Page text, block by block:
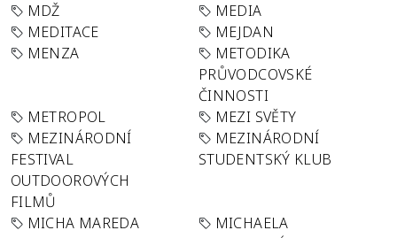
MDŽ
MEDIA
MEDITACE
MEJDAN
MENZA
METODIKA
PRŮVODCOVSKÉ
ČINNOSTI
METROPOL
MEZI SVĚTY
MEZINÁRODNÍ
FESTIVAL
OUTDOOROVÝCH
FILMŮ
MEZINÁRODNÍ
STUDENTSKÝ KLUB
MICHA MAREDA
MICHAELA